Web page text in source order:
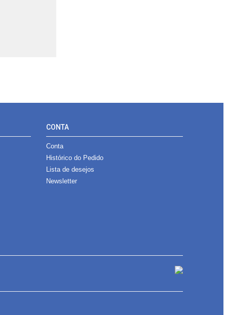
CONTA
Conta
Histórico do Pedido
Lista de desejos
Newsletter